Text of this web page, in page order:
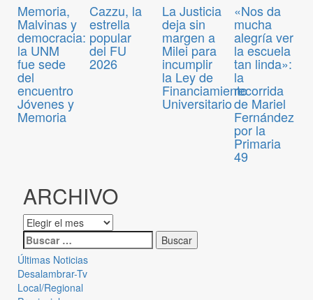
Memoria,
Malvinas y
democracia:
la UNM
fue sede
del
encuentro
Jóvenes y
Memoria
Cazzu, la
estrella
popular
del FU
2026
La Justicia
deja sin
margen a
Milei para
incumplir
la Ley de
Financiamiento
Universitario
«Nos da
mucha
alegría ver
la escuela
tan linda»:
la
recorrida
de Mariel
Fernández
por la
Primaria
49
ARCHIVO
Últimas Noticias
Desalambrar-Tv
Local/Regional